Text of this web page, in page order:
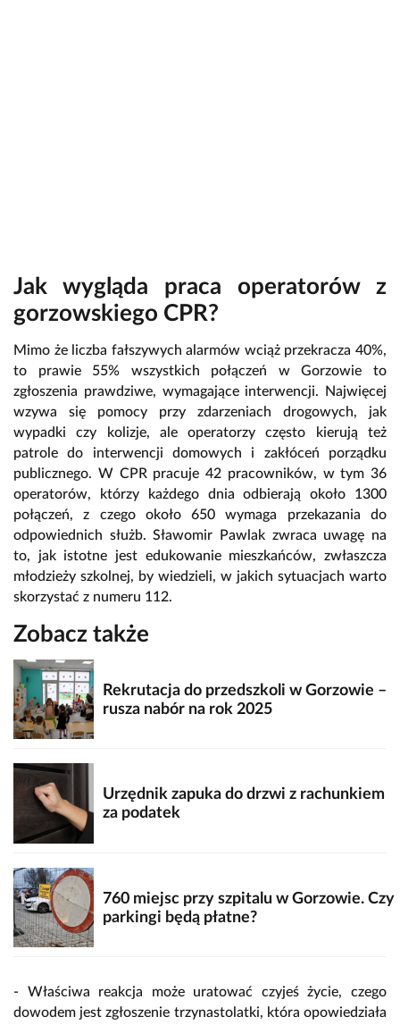
Jak wygląda praca operatorów z
gorzowskiego CPR?
Mimo że liczba fałszywych alarmów wciąż przekracza 40%,
to prawie 55% wszystkich połączeń w Gorzowie to
zgłoszenia prawdziwe, wymagające interwencji. Najwięcej
wzywa się pomocy przy zdarzeniach drogowych, jak
wypadki czy kolizje, ale operatorzy często kierują też
patrole do interwencji domowych i zakłóceń porządku
publicznego. W CPR pracuje 42 pracowników, w tym 36
operatorów, którzy każdego dnia odbierają około 1300
połączeń, z czego około 650 wymaga przekazania do
odpowiednich służb. Sławomir Pawlak zwraca uwagę na
to, jak istotne jest edukowanie mieszkańców, zwłaszcza
młodzieży szkolnej, by wiedzieli, w jakich sytuacjach warto
skorzystać z numeru 112.
Zobacz także
Rekrutacja do przedszkoli w Gorzowie –
rusza nabór na rok 2025
Urzędnik zapuka do drzwi z rachunkiem
za podatek
760 miejsc przy szpitalu w Gorzowie. Czy
parkingi będą płatne?
- Właściwa reakcja może uratować czyjeś życie, czego
dowodem jest zgłoszenie trzynastolatki, która opowiedziała